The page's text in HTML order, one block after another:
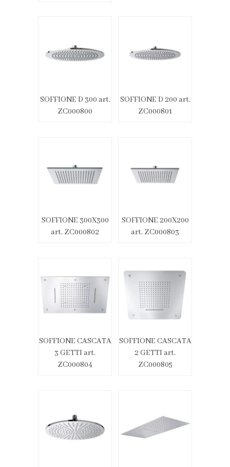
SOFFIONE D 300 art.
ZC000800
SOFFIONE D 200 art.
ZC000801
SOFFIONE 300X300
art. ZC000802
SOFFIONE 200X200
art. ZC000803
SOFFIONE CASCATA
3 GETTI art.
ZC000804
SOFFIONE CASCATA
2 GETTI art.
ZC000805